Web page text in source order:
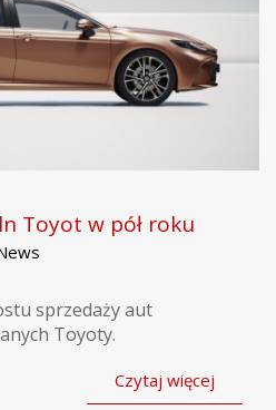
Toyot w pół roku
sprzedaży aut
Toyoty.
Czytaj więcej